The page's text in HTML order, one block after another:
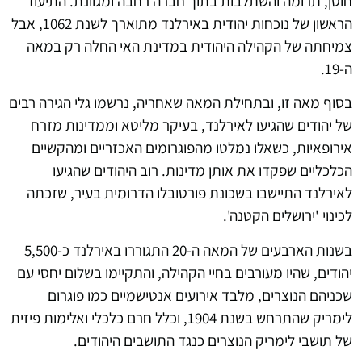
הראשון של נוכחות יהודית באירלנד מתוארך לשנת 1062, אבל
צמיחתה של הקהילה היהודית במדינת האי החלה רק במאה
ה-19.
בסוף מאה זו, ובתחילת המאה שאחריה, נרשמו גלי הגירה רבים
של יהודים שהגיעו לאירלנד, בעיקר מליטא וממדינות מזרח
אירופאיות, כשאלו נמלטו מהפוגרומים האכזריים ומהקשיים
הכלכליים שפקדו את אותן מדינות. רוב היהודים שהגיעו
לאירלנד התיישבו בשכונת פורטובלו הדרומית בעיר, שזכתה
לכינוי 'ירושלים הקטנה'.
בשנות הארבעים של המאה ה-20 התגוררו באירלנד כ-5,500
יהודים, שהיו מעורבים בחיי הקהילה, והתקיימו בשלום יחסי עם
שכניהם הנוצרים, מלבד אירועים אנטישמיים כמו פוגרום
לימריק שהתרחש בשנת 1904, וכלל חרם כלכלי ואלימות פיזית
של תושבי לימריק הנוצרים כנגד התושבים היהודים.